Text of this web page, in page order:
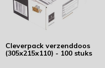
Cleverpack verzenddoos
(305x215x110) - 100 stuks